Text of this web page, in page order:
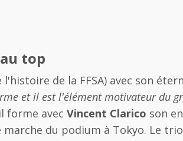
top
de la FFSA) avec son
et il est l'élément motivateur du
forme avec Vincent Clarico son
du podium à Tokyo. Le